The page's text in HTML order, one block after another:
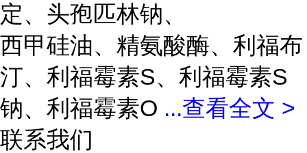
定、头孢匹林钠、
西甲硅油、精氨酸酶、利福布
汀、利福霉素S、利福霉素S
钠、利福霉素O ...查看全文 >
联系我们